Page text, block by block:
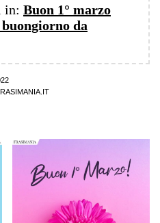
in: Buon 1° marzo
da